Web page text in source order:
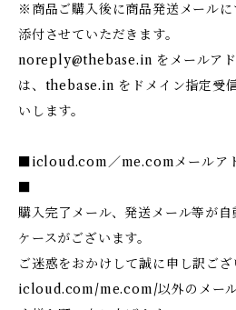
※商品ご購入後に商品発送メール
添付させていただきます。
noreply@thebase.in をメールア
は、thebase.in をドメイン指定受
いします。
■icloud.com／me.comメールア
■
購入完了メール、発送メール等が
ケースがございます。
ご迷惑をおかけして誠に申し訳ご
icloud.com/me.com/以外のメール